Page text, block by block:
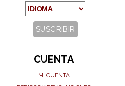
CUENTA
MI CUENTA